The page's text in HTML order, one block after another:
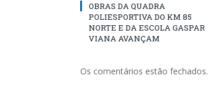
OBRAS DA QUADRA
POLIESPORTIVA DO KM 85
NORTE E DA ESCOLA GASPAR
VIANA AVANÇAM
Os comentários estão fechados.